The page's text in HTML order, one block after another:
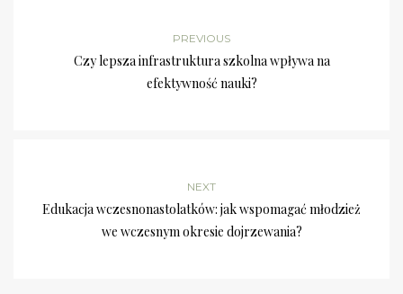
PREVIOUS
Czy lepsza infrastruktura szkolna wpływa na
efektywność nauki?
NEXT
Edukacja wczesnonastolatków: jak wspomagać młodzież
we wczesnym okresie dojrzewania?